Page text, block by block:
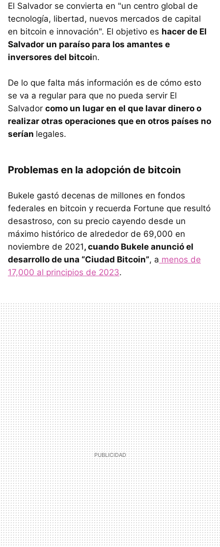
El Salvador se convierta en "un centro global de
tecnología, libertad, nuevos mercados de capital
en bitcoin e innovación". El objetivo es hacer de El
Salvador un paraíso para los amantes e
inversores del bitcoin.
De lo que falta más información es de cómo esto
se va a regular para que no pueda servir El
Salvador como un lugar en el que lavar dinero o
realizar otras operaciones que en otros países no
serían legales.
Problemas en la adopción de bitcoin
Bukele gastó decenas de millones en fondos
federales en bitcoin y recuerda Fortune que resultó
desastroso, con su precio cayendo desde un
máximo histórico de alrededor de 69,000 en
noviembre de 2021, cuando Bukele anunció el
desarrollo de una “Ciudad Bitcoin”, a menos de
17,000 al principios de 2023.